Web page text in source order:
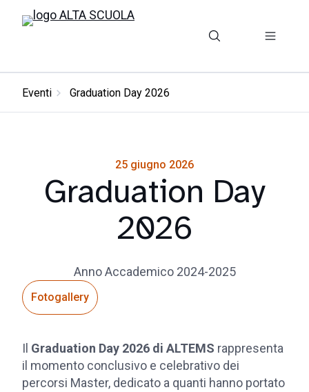
Eventi Graduation Day 2026
25 giugno 2026
Graduation Day
2026
Anno Accademico 2024-2025
Fotogallery
Il Graduation Day 2026 di ALTEMS rappresenta
il momento conclusivo e celebrativo dei
percorsi Master, dedicato a quanti hanno portato